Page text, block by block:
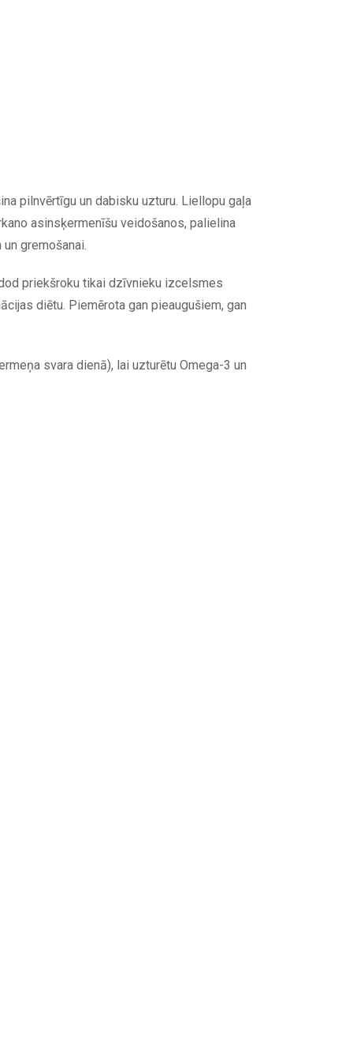
pilnvērtīgu un dabisku uzturu. Liellopu gaļa
asinsķermenīšu veidošanos, palielina
gremošanai.
priekšroku tikai dzīvnieku izcelsmes
diētu. Piemērota gan pieaugušiem, gan
svara dienā), lai uzturētu Omega-3 un